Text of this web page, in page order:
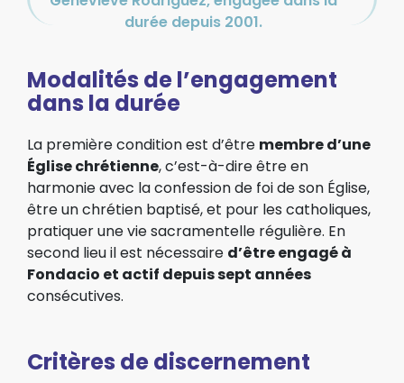
durée depuis 2001.
Modalités de l’engagement
dans la durée
La première condition est d’être membre d’une
Église chrétienne, c’est-à-dire être en
harmonie avec la confession de foi de son Église,
être un chrétien baptisé, et pour les catholiques,
pratiquer une vie sacramentelle régulière. En
second lieu il est nécessaire d’être engagé à
Fondacio et actif depuis sept années
consécutives.
Critères de discernement